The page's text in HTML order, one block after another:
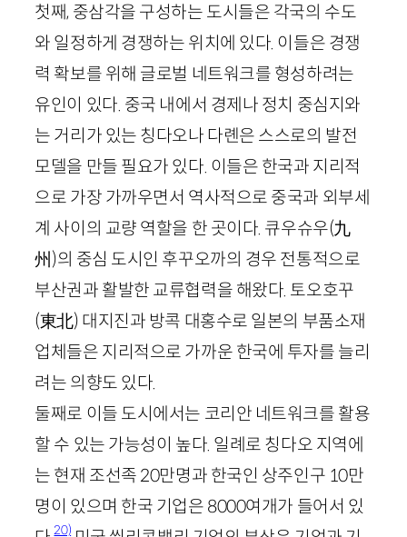
첫째, 중삼각을 구성하는 도시들은 각국의 수도
와 일정하게 경쟁하는 위치에 있다. 이들은 경쟁
력 확보를 위해 글로벌 네트워크를 형성하려는
유인이 있다. 중국 내에서 경제나 정치 중심지와
는 거리가 있는 칭다오나 다롄은 스스로의 발전
모델을 만들 필요가 있다. 이들은 한국과 지리적
으로 가장 가까우면서 역사적으로 중국과 외부세
계 사이의 교량 역할을 한 곳이다. 큐우슈우(九
州 )의 중심 도시인 후꾸오까의 경우 전통적으로
부산권과 활발한 교류협력을 해왔다. 토오호꾸
(東北) 대지진과 방콕 대홍수로 일본의 부품소재
업체들은 지리적으로 가까운 한국에 투자를 늘리
려는 의향도 있다.
둘째로 이들 도시에서는 코리안 네트워크를 활용
할 수 있는 가능성이 높다. 일례로 칭다오 지역에
는 현재 조선족 20만명과 한국인 상주인구 10만
명이 있으며 한국 기업은 8000여개가 들어서 있
20)